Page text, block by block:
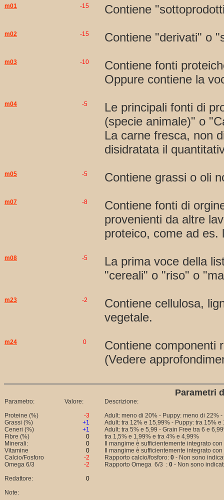
m01 -15 Contiene
m02 -15 Contiene "derivati" o
m03 -10
Contiene fonti
Oppure contiene la
m04 -5
Le principali fonti di
(specie animale)" o
La carne fresca, non
disidratata il
m05 -5 Contiene grassi o oli
m07 -8
Contiene fonti di
provenienti da altre
proteico, come ad es.
m08 -5
La prima voce della
"cereali" o "riso" o
m23 -2
Contiene cellulosa,
vegetale.
m24 0
Contiene componenti
(Vedere
Parametri
Parametro: Valore:
Descrizione:
Proteine (%)
-3
Adult: meno di 20% - Puppy: meno di 22%
Grassi (%)
+1
Adult: tra 12% e 15,99% - Puppy: tra 15%
Ceneri (%)
+1
Adult: tra 5% e 5,99 - Grain Free tra 6 e
Fibre (%)
0
tra 1,5% e 1,99% e tra 4% e 4,99%
Minerali:
0
Il mangime è sufficientemente integrato
Vitamine
0
Il mangime è sufficientemente integrato
Calcio/Fosforo
-2 Rapporto calcio/fosforo: 0 - Non sono
Omega 6/3
-2 Rapporto Omega 6/3 : 0 - Non sono
Redattore:
0
Note: